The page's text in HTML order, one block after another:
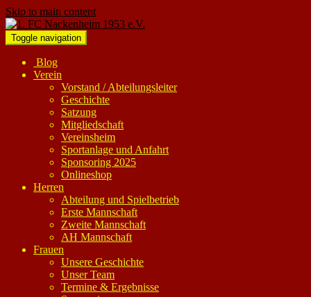
Skip to main content
Toggle navigation
Blog
Verein
Vorstand / Abteilungsleiter
Geschichte
Satzung
Mitgliedschaft
Vereinsheim
Sportanlage und Anfahrt
Sponsoring 2025
Onlineshop
Herren
Abteilung und Spielbetrieb
Erste Mannschaft
Zweite Mannschaft
AH Mannschaft
Frauen
Unsere Geschichte
Unser Team
Termine & Ergebnisse